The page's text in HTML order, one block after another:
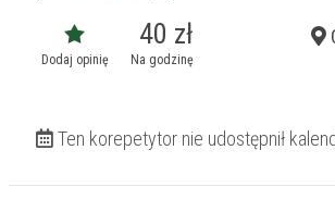
Dodaj opinię
40 zł
Na godzinę
Ten korepetytor nie udostępnił